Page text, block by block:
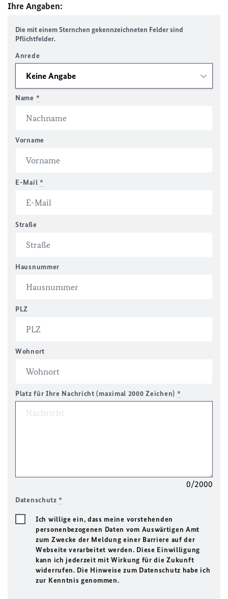
Ihre Angaben:
Die mit einem Sternchen gekennzeichneten Felder sind
Pflichtfelder.
Anrede
Name *
Vorname
E-Mail *
Straße
Hausnummer
PLZ
Wohnort
Platz für Ihre Nachricht (maximal 2000 Zeichen) *
0/2000
Datenschutz*
Ich willige ein, dass meine vorstehenden
personenbezogenen Daten vom Auswärtigen Amt
zum Zwecke der Meldung einer Barriere auf der
Webseite verarbeitet werden. Diese Einwilligung
kann ich jederzeit mit Wirkung für die Zukunft
widerrufen. Die Hinweise zum Datenschutz habe ich
zur Kenntnis genommen.